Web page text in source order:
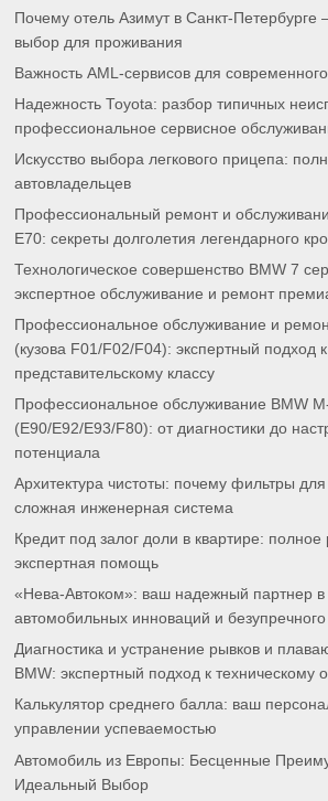
Почему отель Азимут в Санкт-
выбор для проживания
Важность AML-сервисов для
Надежность Toyota: разбор типичных
профессиональное сервисное
Искусство выбора легкового прицепа:
автовладельцев
Профессиональный ремонт и
E70: секреты долголетия легендарного
Технологическое совершенство BMW 7
экспертное обслуживание и ремонт
Профессиональное обслуживание и
(кузова F01/F02/F04): экспертный подход к
представительскому классу
Профессиональное обслуживание BMW
(E90/E92/E93/F80): от диагностики до
потенциала
Архитектура чистоты: почему фильтры
сложная инженерная система
Кредит под залог доли в квартире: полное
экспертная помощь
«Нева-Автоком»: ваш надежный партнер
автомобильных инноваций и
Диагностика и устранение рывков и
BMW: экспертный подход к техническому
Калькулятор среднего балла: ваш
управлении успеваемостью
Автомобиль из Европы: Бесценные
Идеальный Выбор